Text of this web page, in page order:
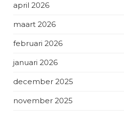
april 2026
maart 2026
februari 2026
januari 2026
december 2025
november 2025